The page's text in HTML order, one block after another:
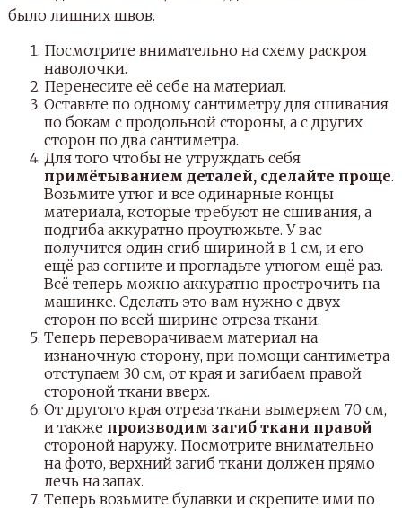
было лишних швов.
Посмотрите внимательно на схему раскроя
наволочки.
Перенесите её себе на материал.
Оставьте по одному сантиметру для сшивания
по бокам с продольной стороны, а с других
сторон по два сантиметра.
Для того чтобы не утруждать себя
примётыванием деталей, сделайте проще.
Возьмите утюг и все одинарные концы
материала, которые требуют не сшивания, а
подгиба аккуратно проутюжьте. У вас
получится один сгиб шириной в 1 см, и его
ещё раз согните и прогладьте утюгом ещё раз.
Всё теперь можно аккуратно прострочить на
машинке. Сделать это вам нужно с двух
сторон по всей ширине отреза ткани.
Теперь переворачиваем материал на
изнаночную сторону, при помощи сантиметра
отступаем 30 см, от края и загибаем правой
стороной ткани вверх.
От другого края отреза ткани вымеряем 70 см,
и также производим загиб ткани правой
стороной наружу. Посмотрите внимательно
на фото, верхний загиб ткани должен прямо
лечь на запах.
Теперь возьмите булавки и скрепите ими по